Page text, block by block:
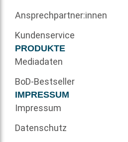
Ansprechpartner:innen
Kundenservice
PRODUKTE
Mediadaten
BoD-Bestseller
IMPRESSUM
Impressum
Datenschutz